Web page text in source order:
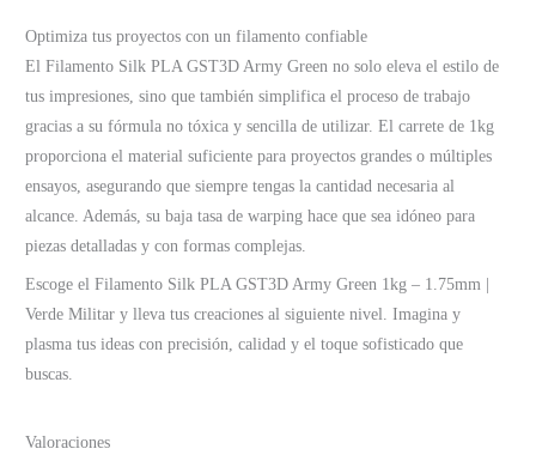
Optimiza tus proyectos con un filamento confiable
El Filamento Silk PLA GST3D Army Green no solo eleva el estilo de
tus impresiones, sino que también simplifica el proceso de trabajo
gracias a su fórmula no tóxica y sencilla de utilizar. El carrete de 1kg
proporciona el material suficiente para proyectos grandes o múltiples
ensayos, asegurando que siempre tengas la cantidad necesaria al
alcance. Además, su baja tasa de warping hace que sea idóneo para
piezas detalladas y con formas complejas.
Escoge el Filamento Silk PLA GST3D Army Green 1kg – 1.75mm |
Verde Militar y lleva tus creaciones al siguiente nivel. Imagina y
plasma tus ideas con precisión, calidad y el toque sofisticado que
buscas.
Valoraciones